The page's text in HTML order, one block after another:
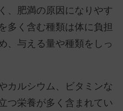
、肥満の原因になりやす
多く含む種類は体に負担
、与える量や種類をしっ
カルシウム、ビタミンな
つ栄養が多く含まれてい